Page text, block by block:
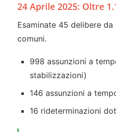
24 Aprile 2025: Oltre
Esaminate 45 delibere
comuni.
998 assunzioni a
stabilizzazioni)
146 assunzioni a
16 rideterminazioni